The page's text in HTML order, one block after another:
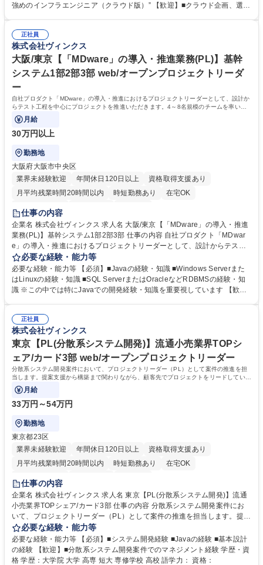
（EC2、ELB、Redshift、監視基盤など）、クラウド側ネットワーク構築
定変更、OS/MWアップデート、AWS移行、サーバリプレース） ＜4＞ユ
ーザー/ベンダーとの調整（仕様整理、問い合わせ対応） 募集職種 東京
【インフラエンジニア（AWS）】流通小売業界TOPシェア/SCMソリュー
強めのインフラエンジニア（クラウド版）” 【歓迎】■クラウド企画、選定
歴：大学院 大学 高専 短大 専修学校 高校 語学力： 資格：
正社員
株式会社ヴィンクス
大阪/東京【「MDware」の導入・推進業務(PL)】基幹
システム1部2部3部 web/オープンプロジェクトリーダ
ー
自社プロダクト「MDware」の導入・推進におけるプロジェクトリーダーとして、設計か
らテスト工程を中心にプロジェクトを推進いただきます。4～8名規模のチームを率い、
技術面・進行面の両方を担うポジションです。
月給
30万円以上
勤務地
大阪府大阪市中央区
業界未経験歓迎
年間休日120日以上
資格取得支援あり
月平均残業時間20時間以内
時短勤務あり
在宅OK
完全週休2日制
仕事の内容
企業名 株式会社ヴィンクス 求人名 大阪/東京【「MDware」の導入・推進
業務(PL)】基幹システム1部2部3部 仕事の内容 自社プロダクト「MDwar
e」の導入・推進におけるプロジェクトリーダーとして、設計からテスト
工程を中心にプロジェクトを推進いただきます。4～8名規模のチームを率
い、技術面・進行面の両方を担うポジションです。 ■自社プロダクト「M
Dware」の導入・推進におけるプロジェクトリード ■外部設計、詳細設
計、外部結合テストの構築・推進 ■4～8名程度のチームマネジメント ■技
幹システム1部2部3部
必要な経験・能力等
必要な経験・能力等 【必須】■Javaの経験・知識 ■Windows Serverまた
はLinuxの経験・知識 ■SQL ServerまたはOracleなどRDBMSの経験・知
識 ※この中では特にJavaでの開発経験・知識を重要視しています 【歓
発注、仕入等の各業務に特化した経験のある方 ※MDwareは各業務単位
（マスタ、発注、仕入など）を分割して販売可能なパッケージのため、特
化した業務経験を活かすことができます ■お客様と直接やり取りを行うた
め、対面での対応が得意な方 学歴・資格 学歴：大学院 大学 高専 短大 専
修学校 高校 語学力： 資格：
正社員
株式会社ヴィンクス
東京【PL(分散系システム開発)】流通小売業界TOPシ
ェア/カード3部 web/オープンプロジェクトリーダー
分散系システム開発案件において、プロジェクトリーダー（PL）として案件の推進を担
当します。提案支援から構築まで関わりながら、顧客先でプロジェクトをリードしていた
だきます。
月給
33万円～54万円
勤務地
東京都23区
業界未経験歓迎
年間休日120日以上
資格取得支援あり
月平均残業時間20時間以内
時短勤務あり
在宅OK
完全週休2日制
仕事の内容
企業名 株式会社ヴィンクス 求人名 東京【PL(分散系システム開発)】流通
小売業界TOPシェア/カード3部 仕事の内容 分散系システム開発案件にお
いて、プロジェクトリーダー（PL）として案件の推進を担当します。提案
支援から構築まで関わりながら、顧客先でプロジェクトをリードしていた
だきます。 【業務内容】 ・分散系システム開発案件の提案支援 ・プロジ
ェクト全体のマネジメント ・基本設計工程の推進 ・構築フェーズの管理
・顧客および関係者との調整業務 募集職種 東京【PL(分散系システム開
必要な経験・能力等
必要な経験・能力等 【必須】■システム開発経験 ■Javaの経験 ■基本設計
の経験 【歓迎】■分散系システム開発案件でのマネジメント経験 学歴・資
格 学歴：大学院 大学 高専 短大 専修学校 高校 語学力： 資格：